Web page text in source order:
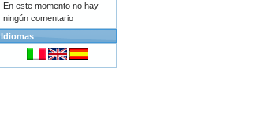
En este momento no hay
ningún comentario
Idiomas